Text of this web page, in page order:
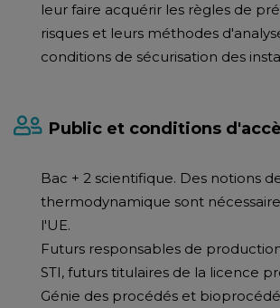
leur faire acquérir les règles de
risques et leurs méthodes
conditions de sécurisation des
Public et conditions
Bac + 2 scientifique. Des notions
thermodynamique sont
l'UE.
Futurs responsables de
STI, futurs titulaires de la licence
Génie des procédés et